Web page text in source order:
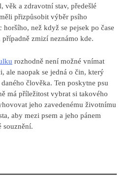
a zdravotní stav, předešlé
přizpůsobit výběr psího
než když se pejsek po čase
zmizí neznámo kde.
rozhodně není možné vnímat
ale naopak se jedná o čin, který
člověka. Ten poskytne psu
má příležitost vybrat si takového
jeho zavedenému životnímu
aby mezi psem a jeho pánem
souznění.